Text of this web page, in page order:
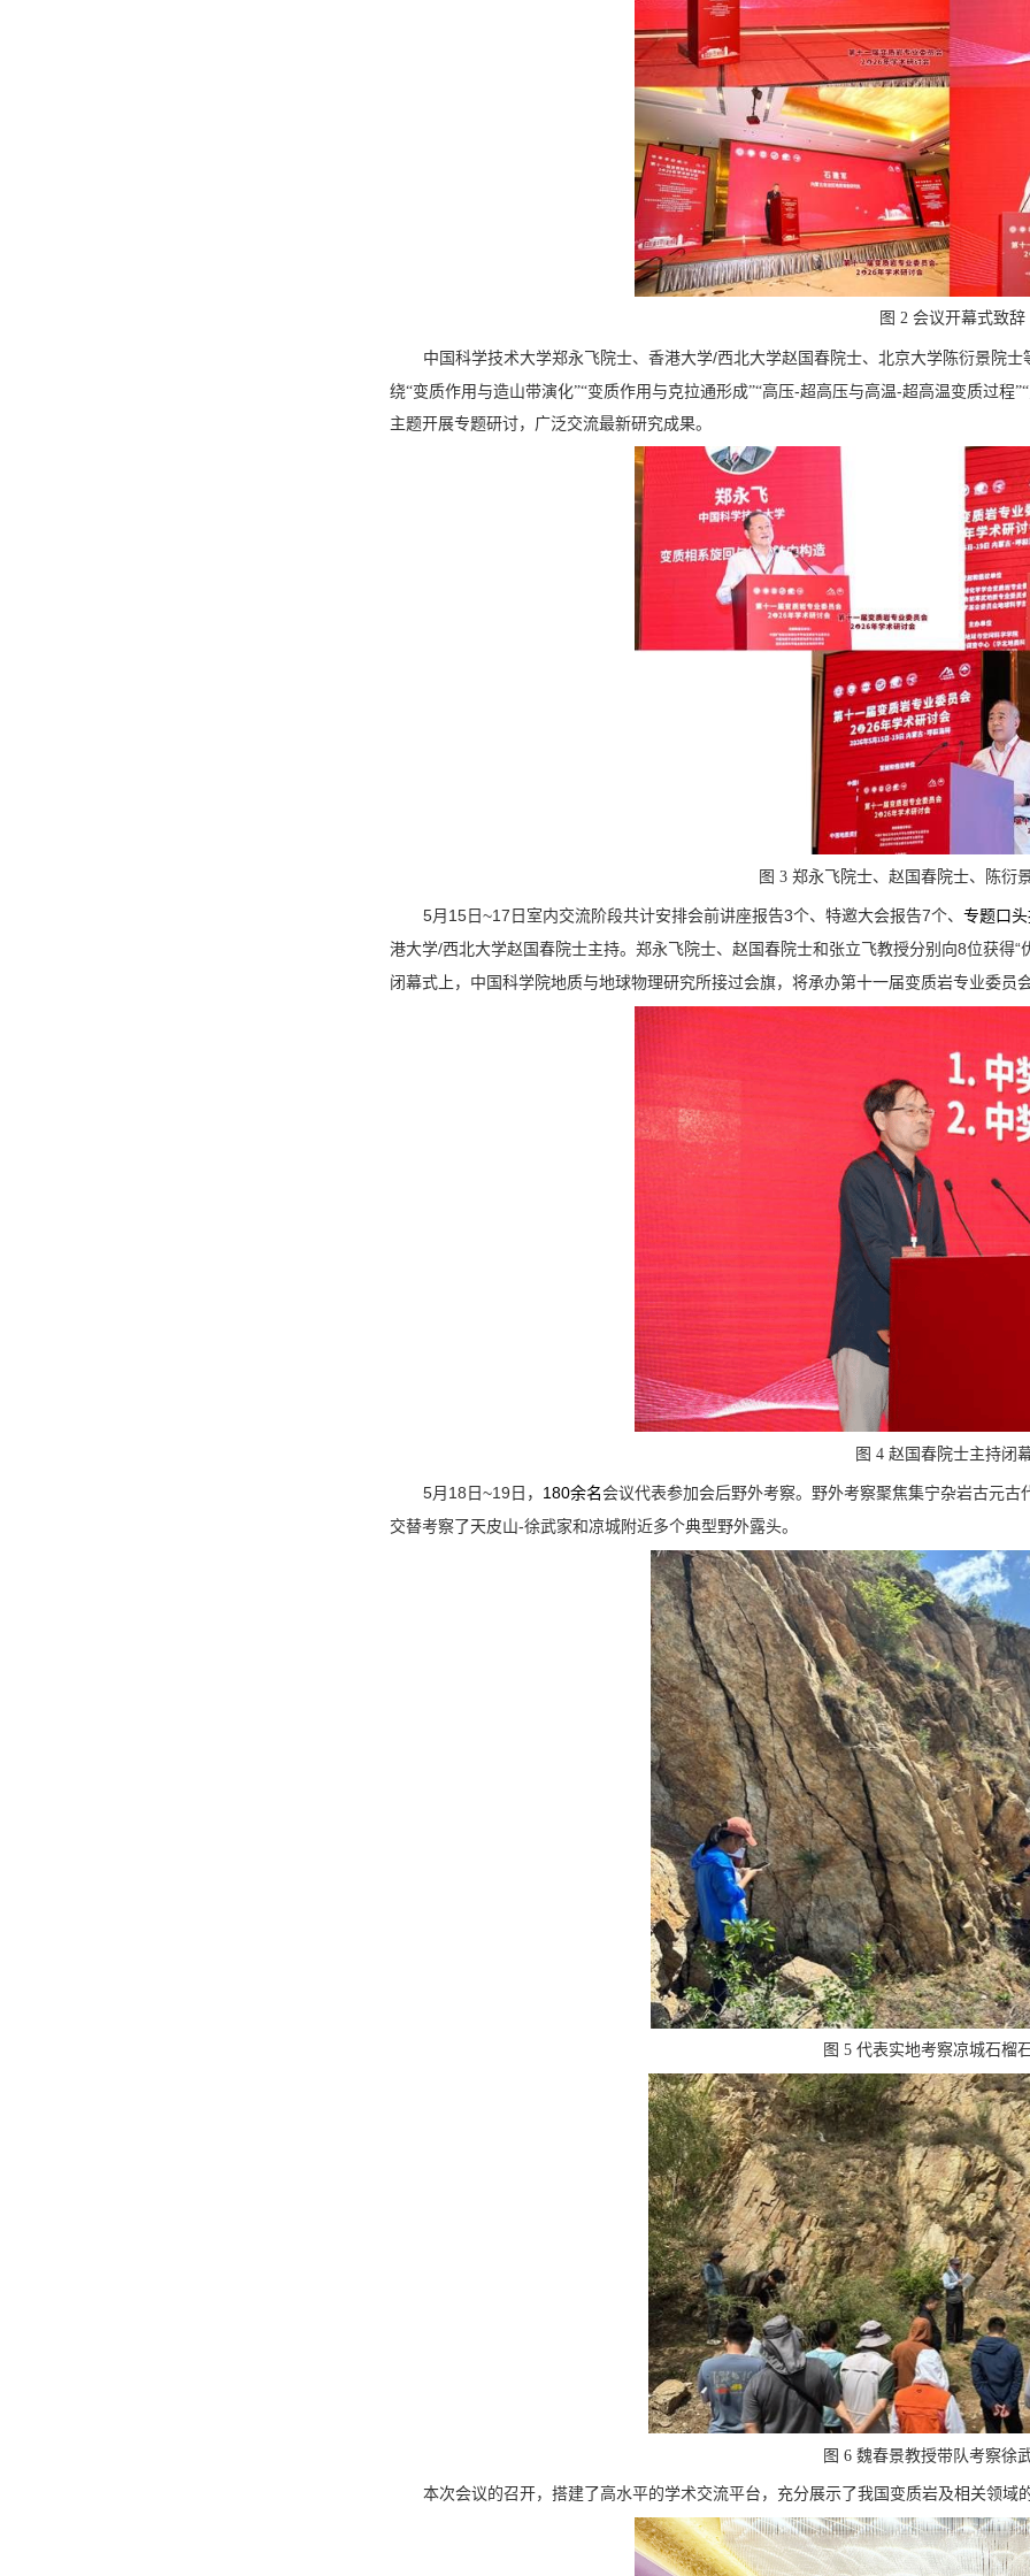
图 2 会议开幕式致辞
中国科学技术大学郑永飞院士、香港大学/西北大学赵国春院士、北京大学陈衍景院
绕“变质作用与造山带演化”“变质作用与克拉通形成”“高压-超高压与高温-超高温变质过程
主题开展专题研讨，广泛交流最新研究成果。
图 3 郑永飞院士、赵国春院士、陈衍
5月 15日 ~17 日室内交流阶段共计安排会前讲座报告3个、特邀大会报告7个、 专题口
港大学/西北大学赵国春院士主持。郑永飞院士、赵国春院士和张立飞教授分别向8位获得“
闭幕式上，中国科学院地质与地球物理研究所接过会旗，将承办第十一届变质岩专业委员
图 4 赵国春院士主持闭
5月 18 日 ~19 日， 180余名会议代表参加会后野外考察。野外考察聚焦集宁杂岩古元
交替考察了天皮山-徐武家和凉城附近多个典型野外露头。
图 5 代表实地考察凉城石榴
图 6 魏春景教授带队考察徐
本次会议的召开，搭建了高水平的学术交流平台，充分展示了我国变质岩及相关领